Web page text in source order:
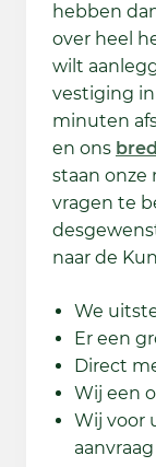
hebben
over heel
wilt
vestiging
minuten
en ons
staan onze
vragen te
naar de
We
Er een
Direct
Wij een
Wij voor
aanvraag